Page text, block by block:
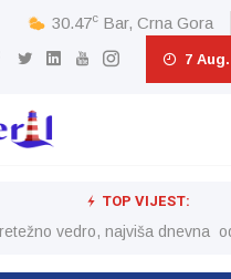
30.47c Bar, Crna Gora
7
TOP VIJEST:
vedro, najviša dnevna